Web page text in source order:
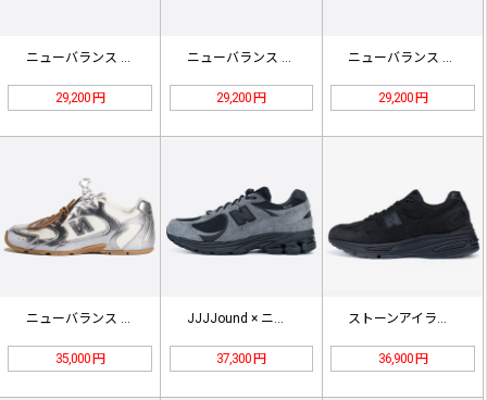
29,200 円 29,200 円 29,200 円
ニューバランス x ミュウミュウ 5…
35,000 円
JJJJound × ニューバランス…
37,300 円
ストーンアイランド × ニューバラン…
36,900 円